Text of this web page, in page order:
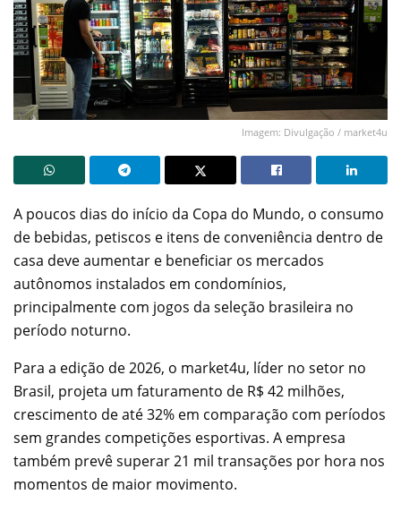
Imagem: Divulgação / market4u
A poucos dias do início da Copa do Mundo, o consumo
de bebidas, petiscos e itens de conveniência dentro de
casa deve aumentar e beneficiar os mercados
autônomos instalados em condomínios,
principalmente com jogos da seleção brasileira no
período noturno.
Para a edição de 2026, o market4u, líder no setor no
Brasil, projeta um faturamento de R$ 42 milhões,
crescimento de até 32% em comparação com períodos
sem grandes competições esportivas. A empresa
também prevê superar 21 mil transações por hora nos
momentos de maior movimento.